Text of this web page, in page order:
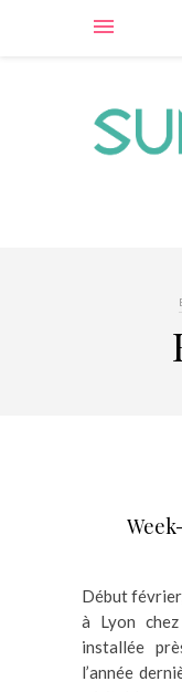
Début
à Lyon
installée
l’année